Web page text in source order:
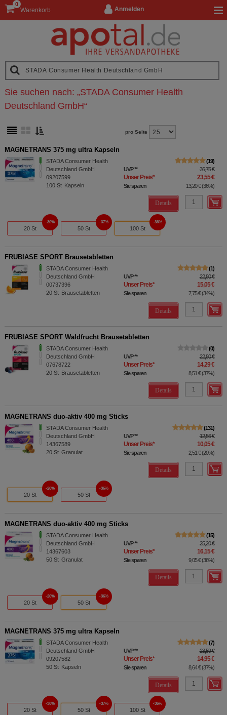
Anmelden
Warenkorb
0
Sie suchen nach: „STADA Consumer Health
Deutschland GmbH“
pro Seite
MAGNETRANS 375 mg ultra Kapseln
STADA Consumer Health
Deutschland GmbH
09207599
100 St Kapseln
19
UVP** 36,75 €
Unser Preis* 23,55 €
Sie sparen 13,20 €(36%)
Details
20 St
30%
50 St
37%
100 St
36%
FRUBIASE SPORT Brausetabletten
STADA Consumer Health
Deutschland GmbH
00737396
20 St Brausetabletten
1
UVP** 22,80 €
Unser Preis* 15,05 €
Sie sparen 7,75 €(34%)
Details
FRUBIASE SPORT Waldfrucht Brausetabletten
STADA Consumer Health
Deutschland GmbH
07678722
20 St Brausetabletten
0
UVP** 22,80 €
Unser Preis* 14,29 €
Sie sparen 8,51 €(37%)
Details
MAGNETRANS duo-aktiv 400 mg Sticks
STADA Consumer Health
Deutschland GmbH
14367589
20 St Granulat
131
UVP** 12,56 €
Unser Preis* 10,05 €
Sie sparen 2,51 €(20%)
Details
20 St
20%
50 St
36%
MAGNETRANS duo-aktiv 400 mg Sticks
STADA Consumer Health
Deutschland GmbH
14367603
50 St Granulat
15
UVP** 25,20 €
Unser Preis* 16,15 €
Sie sparen 9,05 €(36%)
Details
20 St
20%
50 St
36%
MAGNETRANS 375 mg ultra Kapseln
STADA Consumer Health
Deutschland GmbH
09207582
50 St Kapseln
7
UVP** 23,59 €
Unser Preis* 14,95 €
Sie sparen 8,64 €(37%)
Details
20 St
30%
50 St
37%
100 St
36%